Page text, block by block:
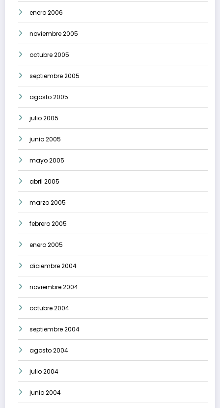
enero 2006
noviembre 2005
octubre 2005
septiembre 2005
agosto 2005
julio 2005
junio 2005
mayo 2005
abril 2005
marzo 2005
febrero 2005
enero 2005
diciembre 2004
noviembre 2004
octubre 2004
septiembre 2004
agosto 2004
julio 2004
junio 2004